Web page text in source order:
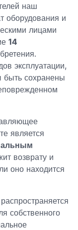
наш
оборудования и
лицами
14
эксплуатации,
быть сохранены
является
возврату и
оно находится
собственного